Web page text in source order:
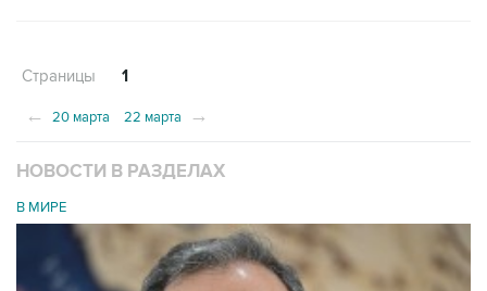
Страницы 1
← 20 марта 22 марта →
НОВОСТИ В РАЗДЕЛАХ
В МИРЕ